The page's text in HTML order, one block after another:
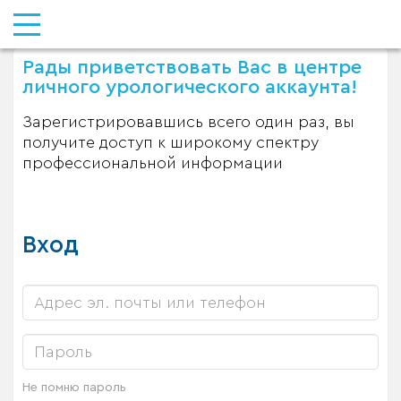
Рады приветствовать Вас в центре
личного урологического аккаунта!
Зарегистрировавшись всего один раз, вы
получите доступ к широкому спектру
профессиональной информации
Вход
Не помню пароль